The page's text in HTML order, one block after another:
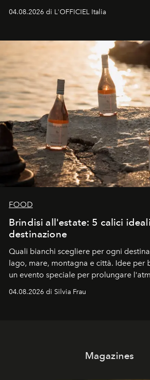
colonna sonora della stagione.
04.08.2026 di L'OFFICIEL Italia
FOOD
Brindisi all'estate: 5 calici
destinazione
Quali bianchi scegliere per ogni
lago, mare, montagna e città. Idee per
un evento speciale per prolungare
04.08.2026 di Silvia Frau
Magazines